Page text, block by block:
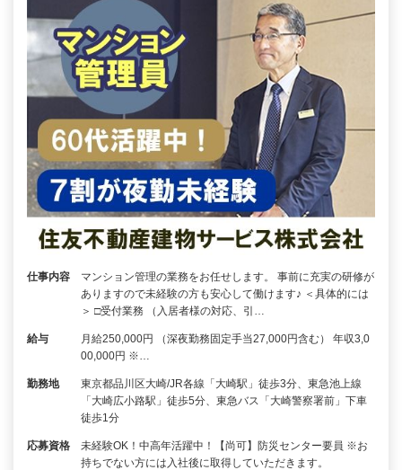
仕事内容
マンション管理の業務をお任せします。 事前に充実の研修が
ありますので未経験の方も安心して働けます♪ ＜具体的には
＞ □受付業務 （入居者様の対応、引…
給与
月給250,000円 （深夜勤務固定手当27,000円含む） 年収3,0
00,000円 ※…
勤務地
東京都品川区大崎/JR各線「大崎駅」徒歩3分、東急池上線
「大崎広小路駅」徒歩5分、東急バス「大崎警察署前」下車
徒歩1分
応募資格
未経験OK！中高年活躍中！【尚可】防災センター要員 ※お
持ちでない方には入社後に取得していただきます。